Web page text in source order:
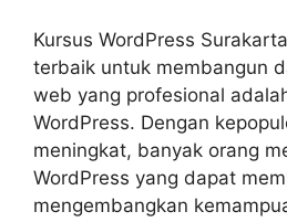
Kursus WordPress
terbaik untuk membangun
web yang profesional
WordPress. Dengan
meningkat, banyak orang
WordPress yang dapat
mengembangkan